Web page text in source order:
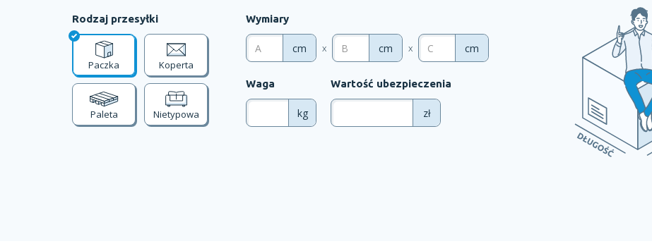
Rodzaj przesyłki
Paczka Koperta
Paleta Nietypowa
Wymiary
cm x cm x cm
Waga
kg
Wartość ubezpieczenia
zł